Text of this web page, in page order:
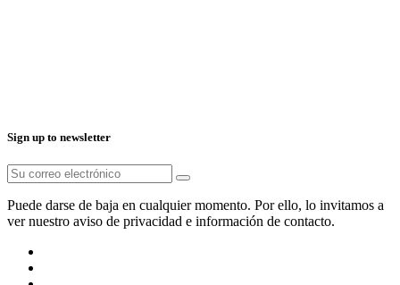
Sign up to newsletter
Puede darse de baja en cualquier momento. Por ello, lo invitamos a
ver nuestro aviso de privacidad e información de contacto.